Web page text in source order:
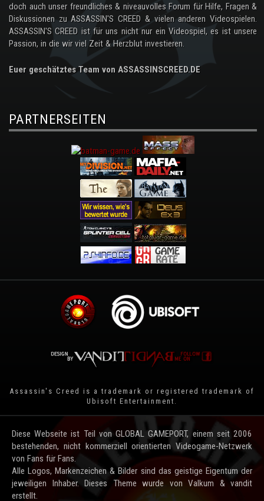
doch auch unser freundliches & niveauvolles Forum für Hilfe, Fragen &
Diskussionen zu ASSASSIN'S CREED & vielen anderen Videospielen.
ASSASSIN'S CREED ist für uns nicht nur ein Videospiel, es ist unsere
Passion, in die wir viel Zeit & Herzblut investieren.
Euer geschätztes Team von ASSASSINSCREED.DE
PARTNERSEITEN
Assassin's Creed is a trademark or registered trademark of
Ubisoft Entertainment .
Diese Webseite ist Teil von GLOBAL GAMEPORT, einem seit 2006
bestehenden, nicht kommerziell orientierten Videogame-Netzwerk
von Fans für Fans.
Alle Logos, Markenzeichen & Bilder sind das geistige Eigentum der
jeweiligen Inhaber. Dieses Theme wurde von Valkum & vandit
erstellt.